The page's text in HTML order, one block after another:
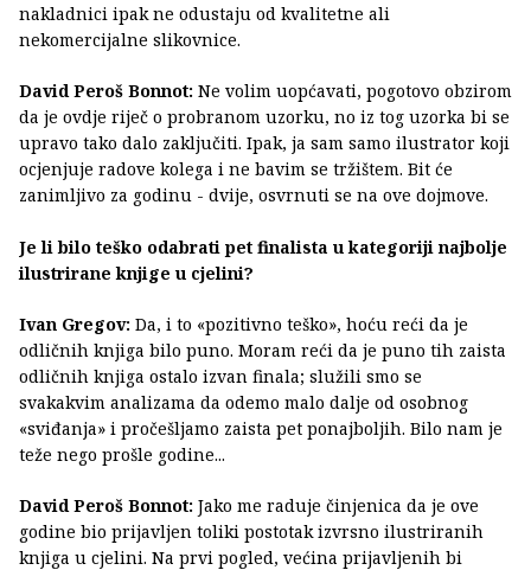
nakladnici ipak ne odustaju od kvalitetne ali
nekomercijalne slikovnice.
David Peroš Bonnot: Ne volim uopćavati, pogotovo obzirom
da je ovdje riječ o probranom uzorku, no iz tog uzorka bi se
upravo tako dalo zaključiti. Ipak, ja sam samo ilustrator koji
ocjenjuje radove kolega i ne bavim se tržištem. Bit će
zanimljivo za godinu - dvije, osvrnuti se na ove dojmove.
Je li bilo teško odabrati pet finalista u kategoriji najbolje
ilustrirane knjige u cjelini?
Ivan Gregov: Da, i to «pozitivno teško», hoću reći da je
odličnih knjiga bilo puno. Moram reći da je puno tih zaista
odličnih knjiga ostalo izvan finala; služili smo se
svakakvim analizama da odemo malo dalje od osobnog
«sviđanja» i pročešljamo zaista pet ponajboljih. Bilo nam je
teže nego prošle godine...
David Peroš Bonnot: Jako me raduje činjenica da je ove
godine bio prijavljen toliki postotak izvrsno ilustriranih
knjiga u cjelini. Na prvi pogled, većina prijavljenih bi